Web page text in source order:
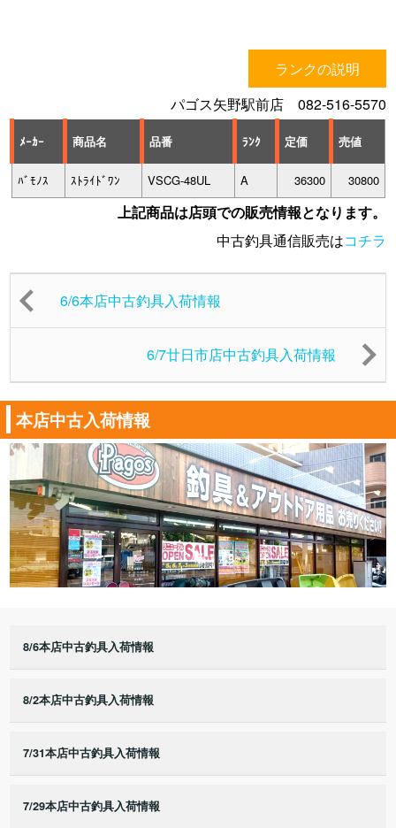
ランクの説明
パゴス矢野駅前店 082-516-5570
ﾒｰｶｰ 商品名 品番 ﾗﾝｸ 定価 売値
ﾊﾞﾓﾉｽ ｽﾄﾗｲﾄﾞﾜﾝ VSCG-48UL A 36300 30800
上記商品は店頭での販売情報となります。
中古釣具通信販売はコチラ
6/6本店中古釣具入荷情報
6/7廿日市店中古釣具入荷情報
本店中古入荷情報
8/6本店中古釣具入荷情報
8/2本店中古釣具入荷情報
7/31本店中古釣具入荷情報
7/29本店中古釣具入荷情報